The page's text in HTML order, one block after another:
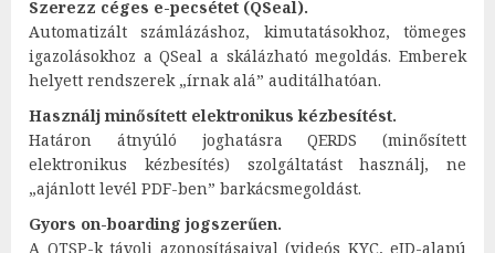
Szerezz céges e-pecsétet (QSeal).
Automatizált számlázáshoz, kimutatásokhoz, tömeges
igazolásokhoz a QSeal a skálázható megoldás. Emberek
helyett rendszerek „írnak alá” auditálhatóan.
Használj minősített elektronikus kézbesítést.
Határon átnyúló joghatásra QERDS (minősített
elektronikus kézbesítés) szolgáltatást használj, ne
„ajánlott levél PDF-ben” barkácsmegoldást.
Gyors on-boarding jogszerűen.
A QTSP-k távoli azonosításaival (videós KYC, eID-alapú